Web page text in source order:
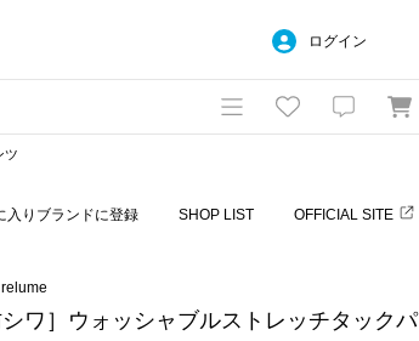
ログイン
ツ
入りブランドに登録 SHOP LIST OFFICIAL SITE
シワ］ウォッシャブルストレッチタックパ